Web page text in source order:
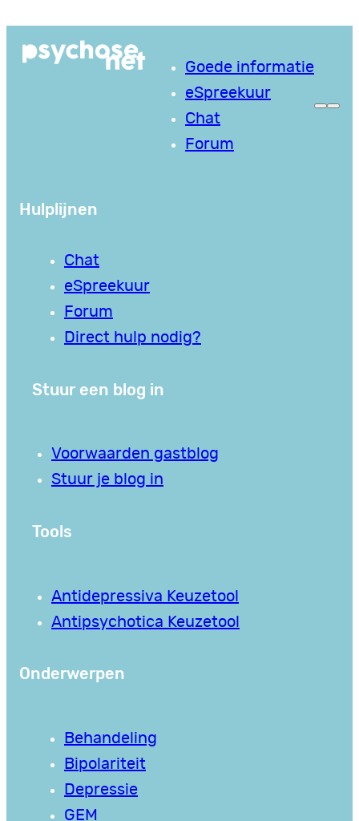
naar
Goede informatie
eSpreekuur
Chat
Forum
Hulplijnen
Chat
eSpreekuur
Forum
Direct hulp nodig?
Stuur een blog in
Voorwaarden gastblog
Stuur je blog in
Tools
Antidepressiva Keuzetool
Antipsychotica Keuzetool
Onderwerpen
Behandeling
Bipolariteit
Depressie
GEM